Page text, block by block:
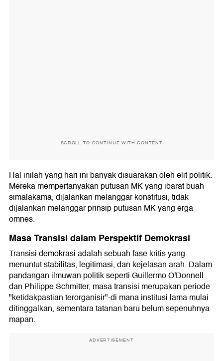
SCROLL TO CONTINUE WITH CONTENT
Hal inilah yang hari ini banyak disuarakan oleh elit politik.
Mereka mempertanyakan putusan MK yang ibarat buah
simalakama, dijalankan melanggar konstitusi, tidak
dijalankan melanggar prinsip putusan MK yang erga
omnes.
Masa Transisi dalam Perspektif Demokrasi
Transisi demokrasi adalah sebuah fase kritis yang
menuntut stabilitas, legitimasi, dan kejelasan arah. Dalam
pandangan ilmuwan politik seperti Guillermo O'Donnell
dan Philippe Schmitter, masa transisi merupakan periode
"ketidakpastian terorganisir"-di mana institusi lama mulai
ditinggalkan, sementara tatanan baru belum sepenuhnya
mapan.
ADVERTISEMENT